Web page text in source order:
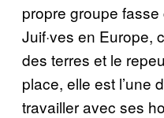
propre groupe fasse
Juif·ves en Europe,
des terres et le
place, elle est l’une
travailler avec ses